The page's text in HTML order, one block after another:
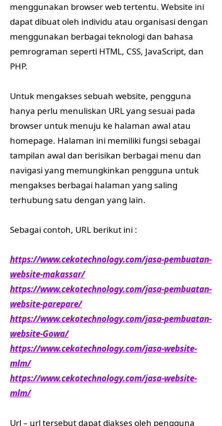
menggunakan browser web tertentu. Website ini
dapat dibuat oleh individu atau organisasi dengan
menggunakan berbagai teknologi dan bahasa
pemrograman seperti HTML, CSS, JavaScript, dan
PHP.
Untuk mengakses sebuah website, pengguna
hanya perlu menuliskan URL yang sesuai pada
browser untuk menuju ke halaman awal atau
homepage. Halaman ini memiliki fungsi sebagai
tampilan awal dan berisikan berbagai menu dan
navigasi yang memungkinkan pengguna untuk
mengakses berbagai halaman yang saling
terhubung satu dengan yang lain.
Sebagai contoh, URL berikut ini :
https://www.cekotechnology.com/jasa-pembuatan-
website-makassar/
https://www.cekotechnology.com/jasa-pembuatan-
website-parepare/
https://www.cekotechnology.com/jasa-pembuatan-
website-Gowa/
https://www.cekotechnology.com/jasa-website-
mlm/
https://www.cekotechnology.com/jasa-website-
mlm/
Url – url tersebut dapat diakses oleh pengguna